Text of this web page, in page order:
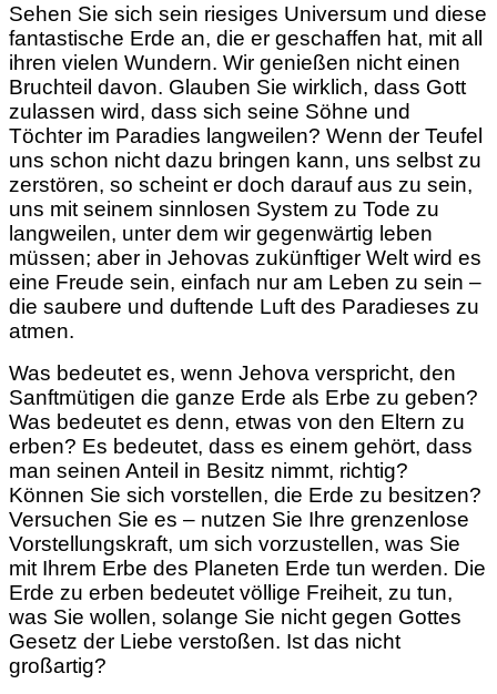
Sehen Sie sich sein riesiges Universum und diese
fantastische Erde an, die er geschaffen hat, mit all
ihren vielen Wundern. Wir genießen nicht einen
Bruchteil davon. Glauben Sie wirklich, dass Gott
zulassen wird, dass sich seine Söhne und
Töchter im Paradies langweilen? Wenn der Teufel
uns schon nicht dazu bringen kann, uns selbst zu
zerstören, so scheint er doch darauf aus zu sein,
uns mit seinem sinnlosen System zu Tode zu
langweilen, unter dem wir gegenwärtig leben
müssen; aber in Jehovas zukünftiger Welt wird es
eine Freude sein, einfach nur am Leben zu sein –
die saubere und duftende Luft des Paradieses zu
atmen.
Was bedeutet es, wenn Jehova verspricht, den
Sanftmütigen die ganze Erde als Erbe zu geben?
Was bedeutet es denn, etwas von den Eltern zu
erben? Es bedeutet, dass es einem gehört, dass
man seinen Anteil in Besitz nimmt, richtig?
Können Sie sich vorstellen, die Erde zu besitzen?
Versuchen Sie es – nutzen Sie Ihre grenzenlose
Vorstellungskraft, um sich vorzustellen, was Sie
mit Ihrem Erbe des Planeten Erde tun werden. Die
Erde zu erben bedeutet völlige Freiheit, zu tun,
was Sie wollen, solange Sie nicht gegen Gottes
Gesetz der Liebe verstoßen. Ist das nicht
großartig?